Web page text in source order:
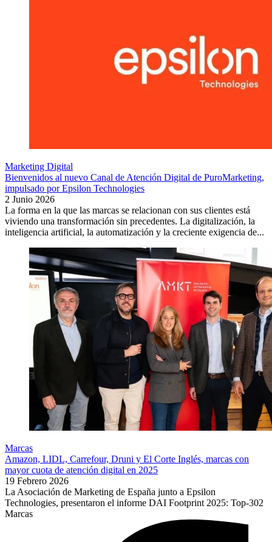
Marketing Digital
Bienvenidos al nuevo Canal de Atención Digital de PuroMarketing,
impulsado por Epsilon Technologies
2 Junio 2026
La forma en la que las marcas se relacionan con sus clientes está
viviendo una transformación sin precedentes. La digitalización, la
inteligencia artificial, la automatización y la creciente exigencia de...
Marcas
Amazon, LIDL, Carrefour, Druni y El Corte Inglés, marcas con
mayor cuota de atención digital en 2025
19 Febrero 2026
La Asociación de Marketing de España junto a Epsilon
Technologies, presentaron el informe DAI Footprint 2025: Top-302
Marcas